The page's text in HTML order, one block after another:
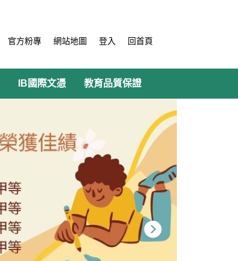
官方粉專 網站地圖 登入 回首頁
IB國際文憑 教育品質保證